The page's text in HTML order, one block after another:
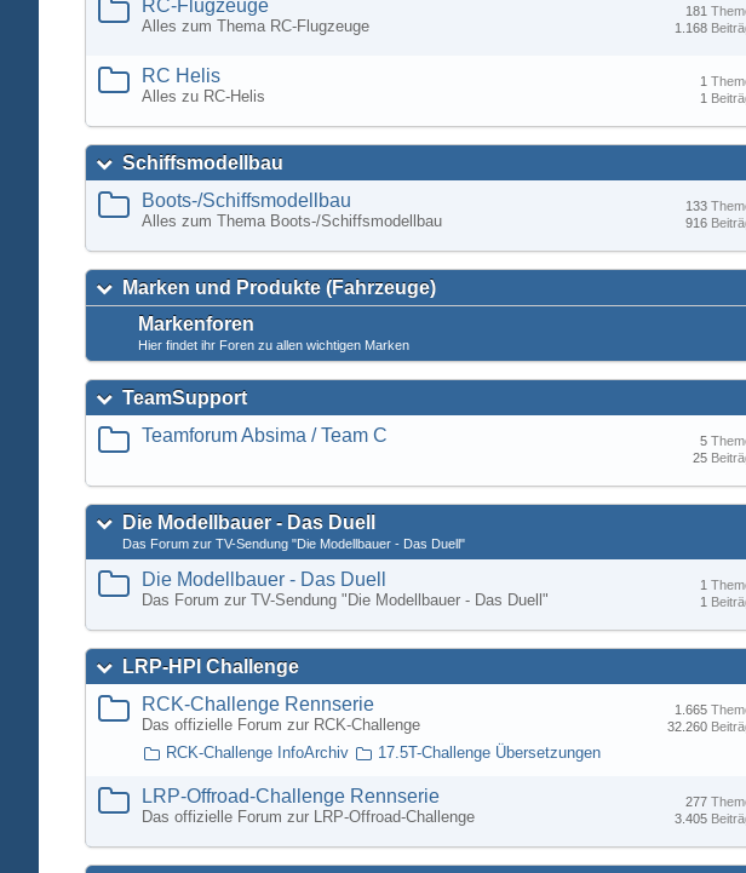
RC-Flugzeuge
Alles zum Thema RC-Flugzeuge
181
1.168
RC Helis
Alles zu RC-Helis
1
1
Schiffsmodellbau
Boots-/Schiffsmodellbau
Alles zum Thema Boots-/Schiffsmodellbau
133
916
Marken und Produkte (Fahrzeuge)
Markenforen
Hier findet ihr Foren zu allen wichtigen Marken
TeamSupport
Teamforum Absima / Team C
5
25
Die Modellbauer - Das Duell
Das Forum zur TV-Sendung "Die Modellbauer - Das Duell"
Die Modellbauer - Das Duell
Das Forum zur TV-Sendung "Die Modellbauer - Das Duell"
1
1
LRP-HPI Challenge
RCK-Challenge Rennserie
Das offizielle Forum zur RCK-Challenge
1.665
32.260
RCK-Challenge InfoArchiv 17.5T-Challenge Übersetzungen
LRP-Offroad-Challenge Rennserie
Das offizielle Forum zur LRP-Offroad-Challenge
277
3.405